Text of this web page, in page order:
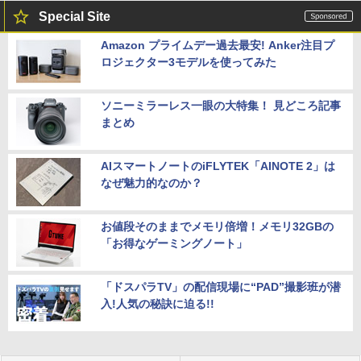
Special Site
Amazon プライムデー過去最安! Anker注目プ
ロジェクター3モデルを使ってみた
ソニーミラーレス一眼の大特集！ 見どころ記事
まとめ
AIスマートノートのiFLYTEK「AINOTE 2」は
なぜ魅力的なのか？
お値段そのままでメモリ倍増！メモリ32GBの
「お得なゲーミングノート」
「ドスパラTV」の配信現場に“PAD”撮影班が潜
入!人気の秘訣に迫る!!